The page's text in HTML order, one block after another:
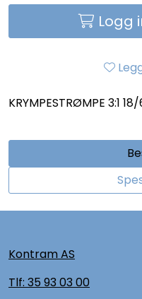
Logg
KRYMPESTRØMPE 3:1
Kontram AS
Tlf: 35 93 03 00